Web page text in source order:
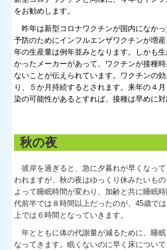
をお勧めします。
昨年は新型コロナワクチンが国内になか
予防のためにインフルエンザワクチンが増
年の生産量は例年並みとなります。しかも
かったメーカーがあって、ワクチンが接種
ないことが伝えられています。ワクチンの
り、５か月持続するとされます。来年の４
染の可能性があるとすれば、接種は早めに対
秋の夜
彼岸を過ぎると、急に夕暮れが早くなっ
われますが、秋の夜はゆっくり休みたいも
よって睡眠時間が変わり、加齢と共に睡眠
代前半では８時間以上だったのが、45歳で
上では６時間となっていきます。
年とともに体の代謝量が減るために、睡眠
なってきます。眠くないのに早く床につい